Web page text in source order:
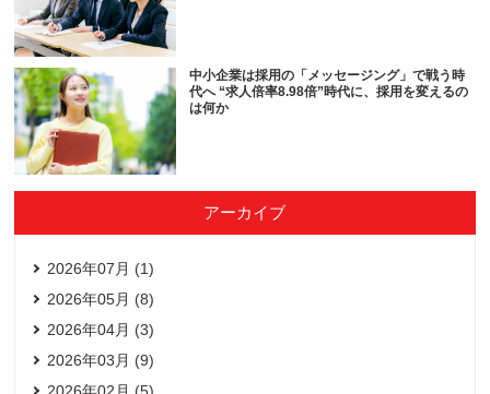
中小企業は採用の「メッセージング」で戦う時
代へ “求人倍率8.98倍”時代に、採用を変えるの
は何か
アーカイブ
2026年07月 (1)
2026年05月 (8)
2026年04月 (3)
2026年03月 (9)